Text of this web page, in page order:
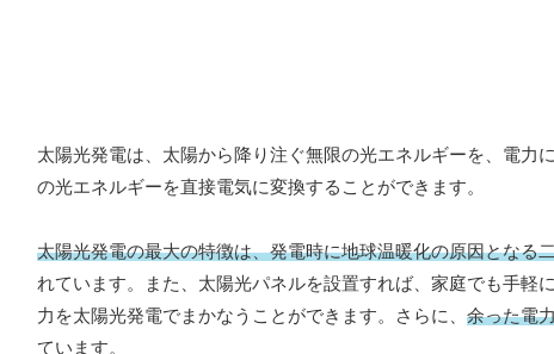
太陽光発電は、太陽から降り注ぐ無限の光エネルギーを、電
の光エネルギーを直接電気に変換することができます。
太陽光発電の最大の特徴は、発電時に地球温暖化の原因となる
れています。また、太陽光パネルを設置すれば、家庭でも手
力を太陽光発電でまかなうことができます。さらに、 余った電
ています。